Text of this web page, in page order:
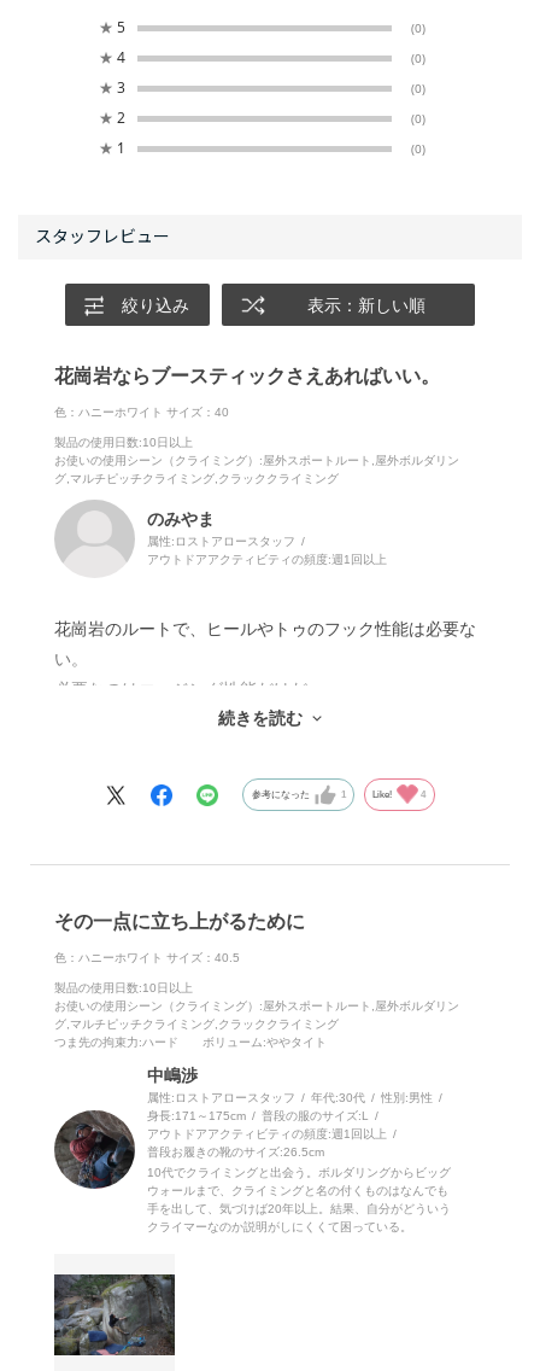
★ 5 (0)
★ 4 (0)
★ 3 (0)
★ 2 (0)
★ 1 (0)
絞り込み 表示：新しい順
花崗岩ならブースティックさえあればいい。
色：ハニーホワイト サイズ：40
製品の使用日数:10日以上
お使いの使用シーン（クライミング） :屋外スポートルート,屋外ボルダリン
グ,マルチピッチクライミング,クラッククライミング
のみやま
属性:ロストアロースタッフ
アウトドアアクティビティの頻度:週1回以上
花崗岩のルートで、ヒールやトゥのフック性能は必要な
い。
必要なのはエッジング性能だけだ。
なフックが出てきたことがない。
昨今、レースアップや2～３本ベルクロのシューズは影
多く、ヒールも様々な形状に進化している。
ヒールやトゥはシューズの性能頼みではなく、自分の肉
体を進化させればいい。
それよりも、足にフィットし力を逃がさないレースアッ
プタイプや、足の横アーチを拘束しつま先の
力を高める２本ベルクロの方がつま先の性能は高くな
その点で、ブースティックは２本ベルクロで、つま先側
のベルクロは剛性の強い素材を使うことで
より強く横アーチを拘束。また、強いターンインとねじ
れ、そして前後一体型のソールで全体をサポートするな
ライミングシューズだ。
そしてこれはスカルパのクライミングシューズ全体に言
えることだが、足裏感覚が抜群に良い。
続きを読む
参考になった 1 Like! 4
その一点に立ち上がるために
色：ハニーホワイト サイズ：40.5
製品の使用日数:10日以上
お使いの使用シーン（クライミング） :屋外スポートルート,屋外ボルダリン
グ,マルチピッチクライミング,クラッククライミング
つま先の拘束力:ハード ボリューム:ややタイト
中嶋渉
属性:ロストアロースタッフ 年代:30代 性別:男性
身長:171～175cm 普段の服のサイズ: L
アウトドアアクティビティの頻度:週1回以上
普段お履きの靴のサイズ:26.5cm
10代でクライミングと出会う。ボルダリングからビッグ
ウォールまで、クライミングと名の付くものはなんでも
手を出して、気づけば20年以上。結果、自分がどういう
クライマーなのか説明がしにくくて困っている。